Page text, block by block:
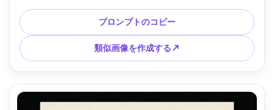
テクノパーティーポスターレイアウト、グリッチアクセン
ト、バーコードのようなライン、クリアなQR RSVPスペー
ス、スピーカーとヘイズを備えたインダストリアルクラブの
背景、過酷なバックライトとレーザービーム、富士フイルム
GFX100、63mm、ドラマチックなローアングル、ザラザラし
たエネルギッシュなムード、リアルな霧の拡散、シャープな
フォーカス、高解像度、安全なマージンを備えた印刷可能な
プロンプトのコピー
類似画像を作成する↗